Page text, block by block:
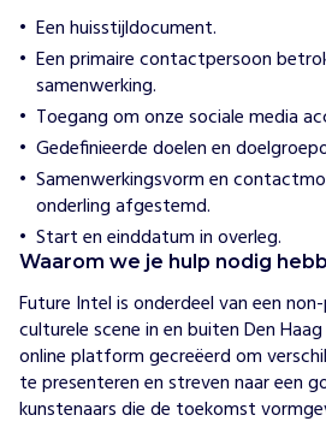
r
t
w
e
k
e
l
i
j
k
s
i
n
c
l
Een huisstijldocument.
Een primaire contactpersoon
samenwerking.
Toegang om onze sociale media
Gedefinieerde doelen en
Samenwerkingsvorm en
onderling afgestemd.
Start en einddatum in overleg.
Waarom we je hulp nodig
Future Intel is onderdeel van een
culturele scene in en buiten Den
online platform gecreëerd om
te presenteren en streven naar een
kunstenaars die de toekomst